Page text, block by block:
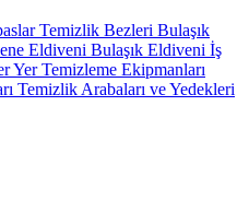
Temizlik Bezleri Bulaşık
Eldiveni Bulaşık Eldiveni İş
Yer Temizleme Ekipmanları
Temizlik Arabaları ve Yedekleri